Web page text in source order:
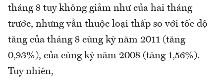
tháng 8 tuy không giảm như của hai tháng
trước, nhưng vẫn thuộc loại thấp so với tốc độ
tăng của tháng 8 cùng kỳ năm 2011 (tăng
0,93%), của cùng kỳ năm 2008 (tăng 1,56%).
Tuy nhiên,